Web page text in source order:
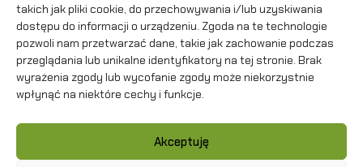
takich jak pliki cookie, do przechowywania i/lub uzyskiwania
dostępu do informacji o urządzeniu. Zgoda na te technologie
pozwoli nam przetwarzać dane, takie jak zachowanie podczas
przeglądania lub unikalne identyfikatory na tej stronie. Brak
wyrażenia zgody lub wycofanie zgody może niekorzystnie
wpłynąć na niektóre cechy i funkcje.
Akceptuję
Interdyscyplinarne Centrum Modelowania
Matematycznego i Komputerowego
Kontakt
Polityka prywatności